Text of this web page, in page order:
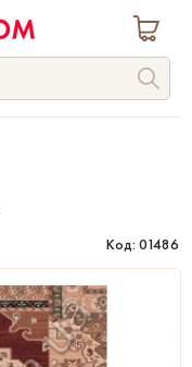
Код: 01486